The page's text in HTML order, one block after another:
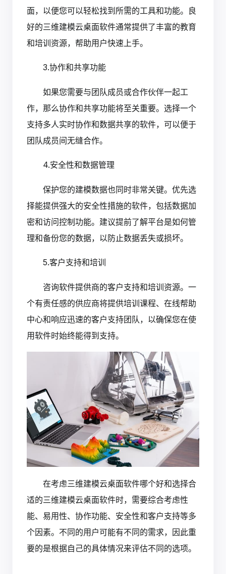
面，以便您可以轻松找到所需的工具和功能。良
好的三维建模云桌面软件通常提供了丰富的教育
和培训资源，帮助用户快速上手。
3.协作和共享功能
如果您需要与团队成员或合作伙伴一起工
作，那么协作和共享功能将至关重要。选择一个
支持多人实时协作和数据共享的软件，可以便于
团队成员间无缝合作。
4.安全性和数据管理
保护您的建模数据也同时非常关键。优先选
择能提供强大的安全性措施的软件，包括数据加
密和访问控制功能。建议提前了解平台是如何管
理和备份您的数据，以防止数据丢失或损坏。
5.客户支持和培训
咨询软件提供商的客户支持和培训资源。一
个有责任感的供应商将提供培训课程、在线帮助
中心和响应迅速的客户支持团队，以确保您在使
用软件时始终能得到支持。
在考虑三维建模云桌面软件哪个好和选择合
适的三维建模云桌面软件时，需要综合考虑性
能、易用性、协作功能、安全性和客户支持等多
个因素。不同的用户可能有不同的需求，因此重
要的是根据自己的具体情况来评估不同的选项。